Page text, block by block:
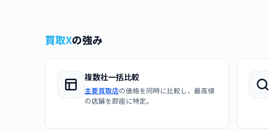
買取Xの強み
複数社一括比較
主要買取店の価格を同時に比較し、最高値
の店舗を即座に特定。